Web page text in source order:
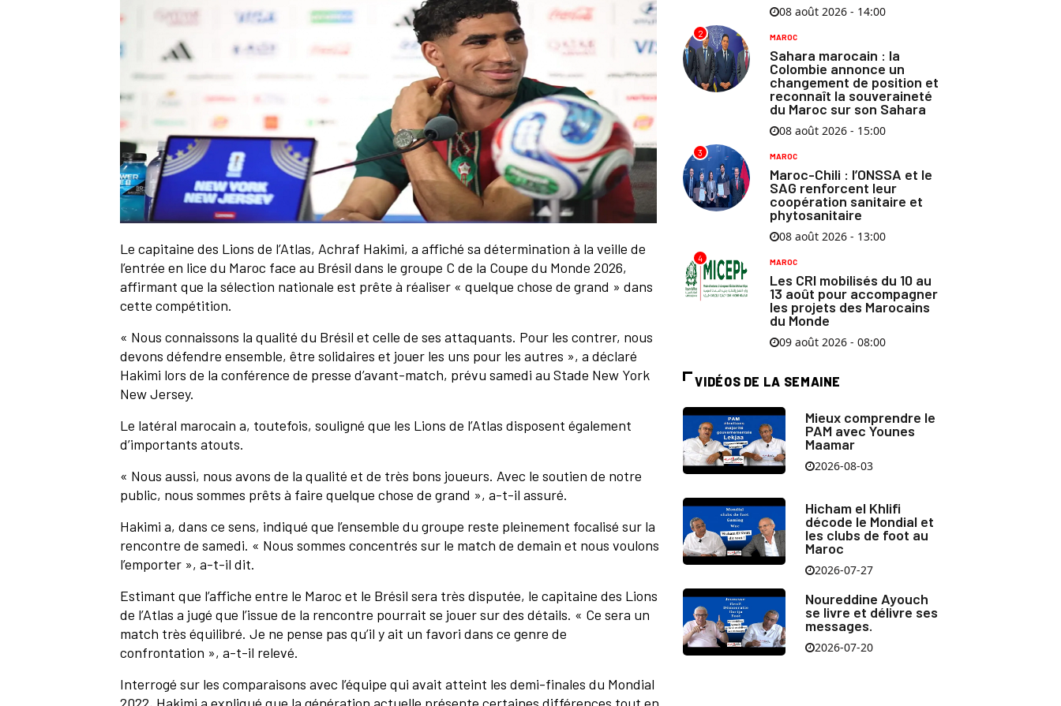
Le capitaine des Lions de l’Atlas, Achraf Hakimi, a affiché sa détermination à la veille de
l’entrée en lice du Maroc face au Brésil dans le groupe C de la Coupe du Monde 2026,
affirmant que la sélection nationale est prête à réaliser « quelque chose de grand » dans
cette compétition.
« Nous connaissons la qualité du Brésil et celle de ses attaquants. Pour les contrer, nous
devons défendre ensemble, être solidaires et jouer les uns pour les autres », a déclaré
Hakimi lors de la conférence de presse d’avant-match, prévu samedi au Stade New York
New Jersey.
Le latéral marocain a, toutefois, souligné que les Lions de l’Atlas disposent également
d’importants atouts.
« Nous aussi, nous avons de la qualité et de très bons joueurs. Avec le soutien de notre
public, nous sommes prêts à faire quelque chose de grand », a-t-il assuré.
Hakimi a, dans ce sens, indiqué que l’ensemble du groupe reste pleinement focalisé sur la
rencontre de samedi. « Nous sommes concentrés sur le match de demain et nous voulons
l’emporter », a-t-il dit.
Estimant que l’affiche entre le Maroc et le Brésil sera très disputée, le capitaine des Lions
de l’Atlas a jugé que l’issue de la rencontre pourrait se jouer sur des détails. « Ce sera un
match très équilibré. Je ne pense pas qu’il y ait un favori dans ce genre de
confrontation », a-t-il relevé.
Interrogé sur les comparaisons avec l’équipe qui avait atteint les demi-finales du Mondial
08 août 2026 - 14:00
2 MAROC
Sahara marocain : la
Colombie annonce un
changement de position et
reconnaît la souveraineté
du Maroc sur son Sahara
08 août 2026 - 15:00
3 MAROC
Maroc-Chili : l’ONSSA et le
SAG renforcent leur
coopération sanitaire et
phytosanitaire
08 août 2026 - 13:00
4 MAROC
Les CRI mobilisés du 10 au
13 août pour accompagner
les projets des Marocains
du Monde
09 août 2026 - 08:00
VIDÉOS DE LA SEMAINE
Mieux comprendre le
PAM avec Younes
Maamar
2026-08-03
Hicham el Khlifi
décode le Mondial et
les clubs de foot au
Maroc
2026-07-27
Noureddine Ayouch
se livre et délivre ses
messages.
2026-07-20